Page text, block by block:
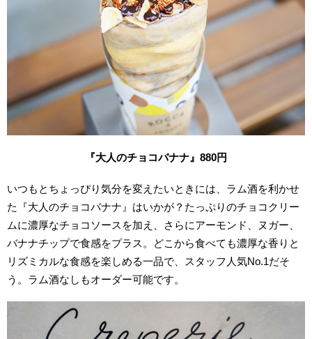
『大人のチョコバナナ』880円
いつもとちょっぴり気分を変えたいときには、ラム酒を利かせ
た『大人のチョコバナナ』はいかが？たっぷりのチョコクリー
ムに濃厚なチョコソースを加え、さらにアーモンド、ヌガー、
バナナチップで食感をプラス。どこから食べても濃厚な香りと
リズミカルな食感を楽しめる一品で、スタッフ人気No.1だそ
う。ラム酒なしもオーダー可能です。